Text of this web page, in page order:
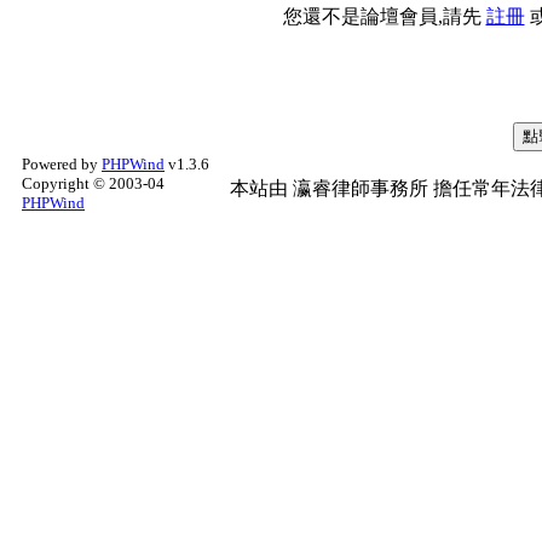
您還不是論壇會員,請先 註冊
Powered by PHPWind v1.3.6
Copyright © 2003-04
PHPWind
本站由 瀛睿律師事務所 擔任常年法